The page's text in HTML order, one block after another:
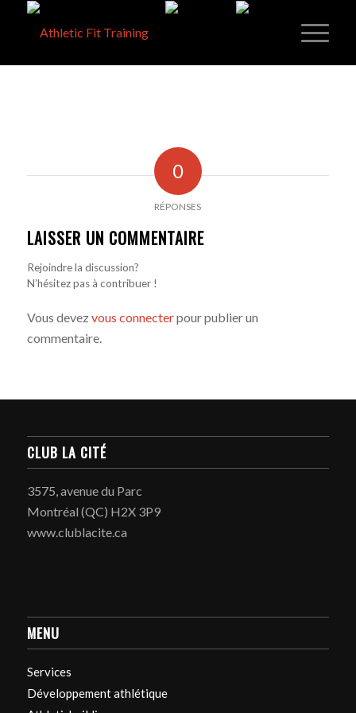
0
RÉPONSES
LAISSER UN COMMENTAIRE
Rejoindre la discussion?
N’hésitez pas à contribuer !
Vous devez vous connecterpour publier un
commentaire.
CLUB LA CITÉ
3575, avenue du Parc
Montréal (QC) H2X 3P9
www.clublacite.ca
MENU
Services
Développement athlétique